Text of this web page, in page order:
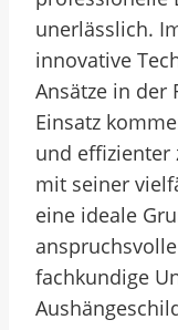
unerlässlich.
innovative
Ansätze in der
Einsatz
und effizienter
mit seiner
eine ideale
fachkundige